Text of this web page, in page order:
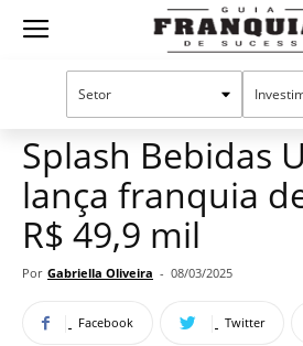
Guia
Mercado de franquias
Splash Bebidas
lança franquia
R$ 49,9 mil
Por Gabriella Oliveira - 08/03/2025
Facebook Twitter